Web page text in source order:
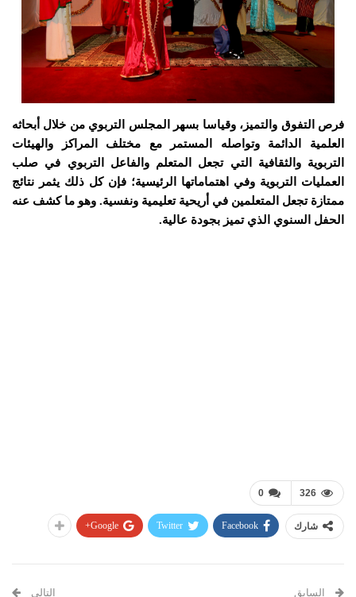
فرص التفوق والتميز، وقياسا بسهر المجلس التربوي من خلال أبحاثه
العلمية الدائمة وتواصله المستمر مع مختلف المراكز والهيئات
التربوية والثقافية التي تجعل المتعلم والفاعل التربوي في صلب
العمليات التربوية وفي اهتماماتها الرئيسية؛ فإن كل ذلك يثمر نتائج
ممتازة تجعل المتعلمين في أريحية تعليمية ونفسية. وهو ما كشف عنه
الحفل السنوي الذي تميز بجودة عالية.
0 326
شارك Facebook
Twitter
Google+
السابق التالي